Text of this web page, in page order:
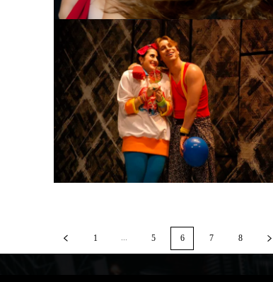
1 ... 5 6 7 8